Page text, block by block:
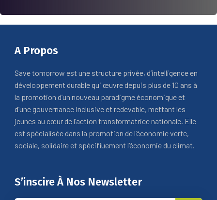
A Propos
Save tomorrow est une structure privée, d’intelligence en
développement durable qui œuvre depuis plus de 10 ans à
la promotion d’un nouveau paradigme économique et
d’une gouvernance inclusive et redevable, mettant les
jeunes au cœur de l’action transformatrice nationale. Elle
est spécialisée dans la promotion de l’économie verte,
sociale, solidaire et spécifiuement l’économie du climat.
S’inscire À Nos Newsletter